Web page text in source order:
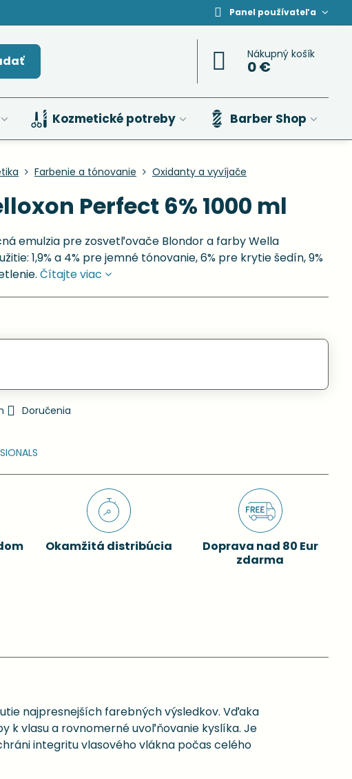
Panel používateľa
Nákupný košík
0 €
Kozmetické potreby Barber Shop
Farbenie a tónovanie Oxidanty a vyvíjače
Perfect 6% 1000 ml
emulzia pre zosvetľovače Blondor a farby Wella
1,9% a 4% pre jemné tónovanie, 6% pre krytie šedín, 9%
Čítajte viac
Doručenia
Okamžitá distribúcia
Doprava nad 80 Eur
zdarma
najpresnejších farebných výsledkov. Vďaka
k vlasu a rovnomerné uvoľňovanie kyslíka. Je
integritu vlasového vlákna počas celého